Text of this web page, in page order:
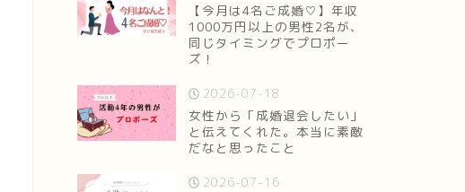
【今月は4名ご成婚♡】年収
1000万円以上の男性2名が、
同じタイミングでプロポー
ズ！
2026-07-18
女性から「成婚退会したい」
と伝えてくれた。本当に素敵
だなと思ったこと
2026-07-16